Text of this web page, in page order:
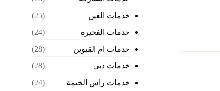
خدمات العين
(25)
خدمات الفجيرة
(24)
خدمات ام القيوين
(28)
خدمات دبي
(28)
خدمات راس الخيمة
(24)